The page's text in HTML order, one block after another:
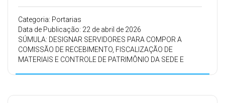
Categoria: Portarias
Data de Publicação: 22 de abril de 2026
SÚMULA: DESIGNAR SERVIDORES PARA COMPOR A
COMISSÃO DE RECEBIMENTO, FISCALIZAÇÃO DE
MATERIAIS E CONTROLE DE PATRIMÔNIO DA SEDE E